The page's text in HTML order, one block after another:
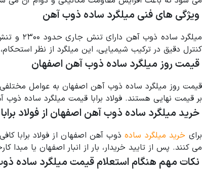
ویژگی های فنی میلگرد ساده ذوب آهن
کنترل دقیق در ترکیب شیمیایی، این میلگرد از نظر
قیمت روز میلگرد ساده ذوب آهن اصفهان
قیمت روز میلگرد ساده ذوب آهن اصفهان به عوامل
بر قیمت نهایی هستند. فولاد برابا قیمت میلگرد ساده
خرید میلگرد ساده ذوب آهن اصفهان از فولاد برابا
برای خرید میلگرد سادهذوب آهن اصفهان از فولاد برابا
می کنند. پس از تایید خریدار، بار از انبار اصفهان یا
نکات مهم هنگام استعلام قیمت میلگرد ساده